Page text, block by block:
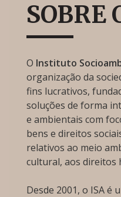
SOBRE
O Instituto
organização da
fins lucrativos,
soluções de forma
e ambientais com
bens e direitos
relativos ao meio
cultural, aos direitos
Desde 2001, o ISA é